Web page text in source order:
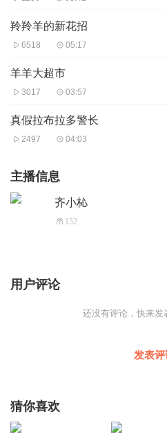
羚羚羊的新花招
6518 05:17
羊羊大超市
3017 03:57
真假拉布拉多警长
2497 04:03
主播信息
齐小杺
152
用户评论
还没有评论，快来发
发表评
猜你喜欢